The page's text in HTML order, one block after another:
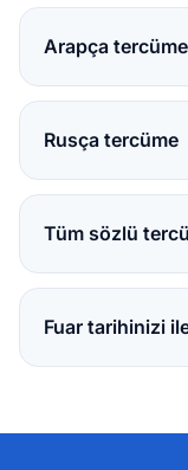
Arapça tercüme
Rusça tercüme
Tüm sözlü
Fuar tarihinizi